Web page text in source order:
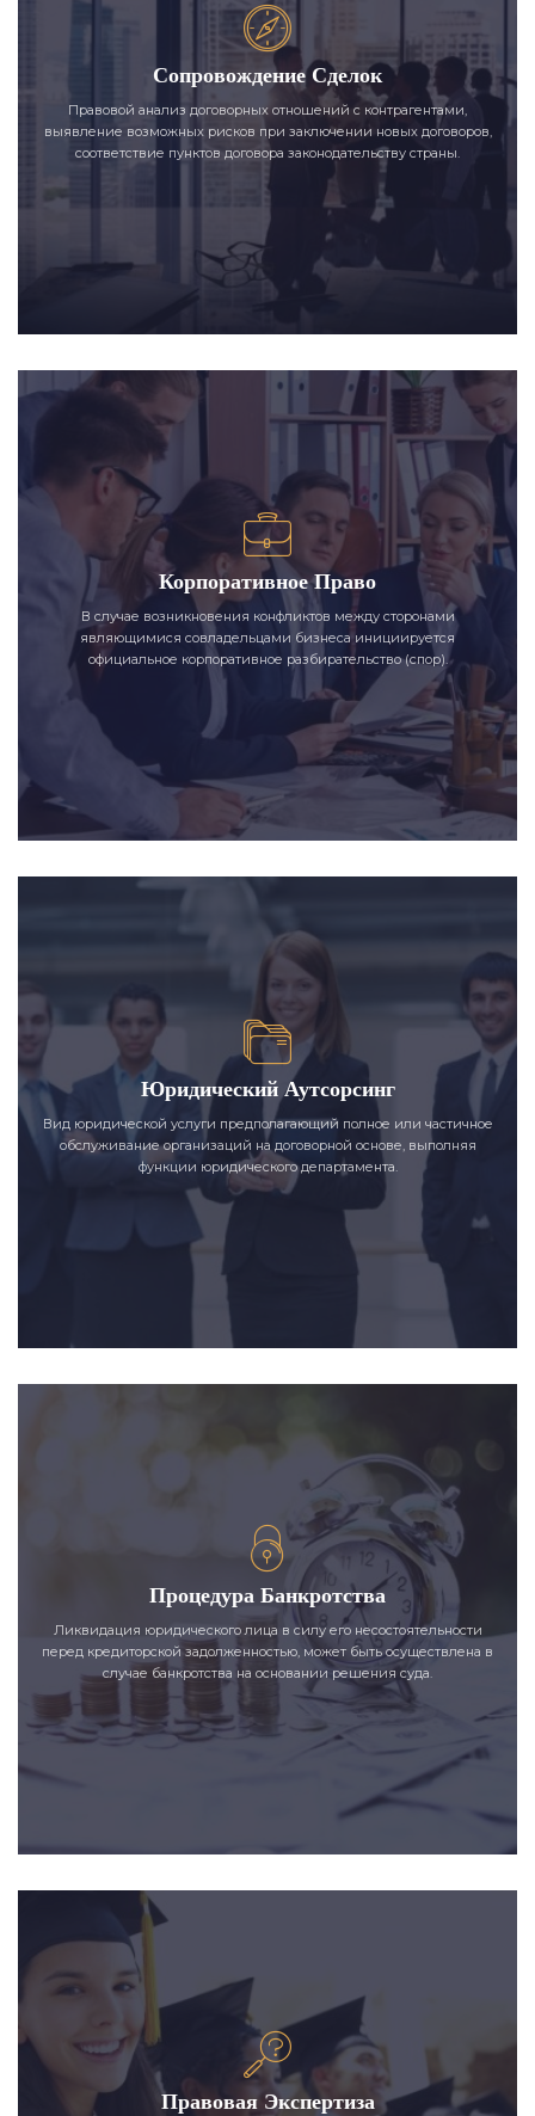
Сопровождение Сделок
Правовой анализ договорных отношений с контрагентами,
выявление возможных рисков при заключении новых договоров,
соответствие пунктов договора законодательству страны.
Корпоративное Право
В случае возникновения конфликтов между сторонами
являющимися совладельцами бизнеса инициируется
официальное корпоративное разбирательство (спор).
Юридический Аутсорсинг
Вид юридической услуги предполагающий полное или частичное
обслуживание организаций на договорной основе, выполняя
функции юридического департамента.
Процедура Банкротства
Ликвидация юридического лица в силу его несостоятельности
перед кредиторской задолженностью, может быть осуществлена в
случае банкротства на основании решения суда.
Правовая Экспертиза